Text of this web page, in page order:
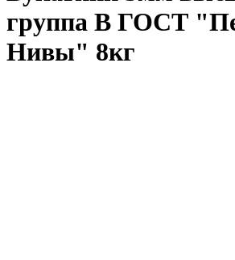
группа В ГОСТ
Нивы" 8кг